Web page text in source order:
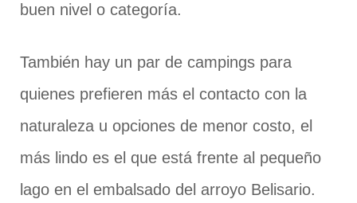
buen nivel o categoría.
También hay un par de campings para
quienes prefieren más el contacto con la
naturaleza u opciones de menor costo, el
más lindo es el que está frente al pequeño
lago en el embalsado del arroyo Belisario.